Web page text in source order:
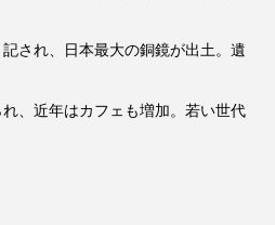
され、日本最大の銅鏡が出土。遺
、近年はカフェも増加。若い世代